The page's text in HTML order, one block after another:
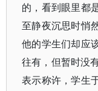
的，看到眼里都
至静夜沉思时悄
他的学生们却应
往有，但暂时没
表示称许，学生